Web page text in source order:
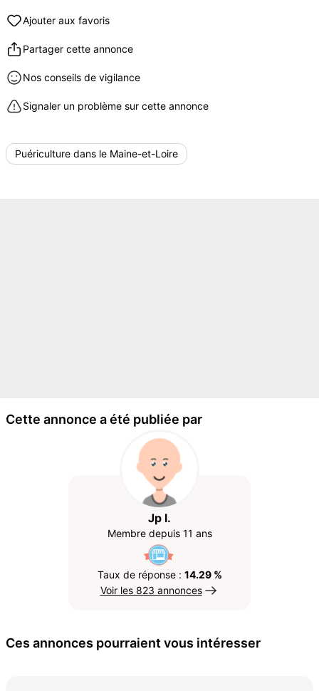
Ajouter aux favoris
Partager cette annonce
Nos conseils de vigilance
Signaler un problème sur cette annonce
Puériculture dans le Maine-et-Loire
Cette annonce a été publiée par
Jp l.
Membre depuis 11 ans
Taux de réponse : 14.29 %
Voir les 823 annonces
Ces annonces pourraient vous intéresser